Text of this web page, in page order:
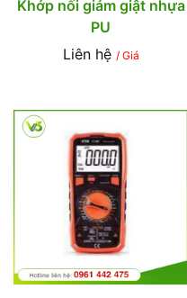
Khớp nối giảm giật nhựa
PU
Liên hệ / Giá